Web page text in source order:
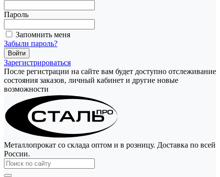
Пароль
Запомнить меня
Забыли пароль?
Зарегистрироваться
После регистрации на сайте вам будет доступно отслеживание
состояния заказов, личный кабинет и другие новые
возможности
Металлопрокат со склада оптом и в розницу. Доставка по всей
России.